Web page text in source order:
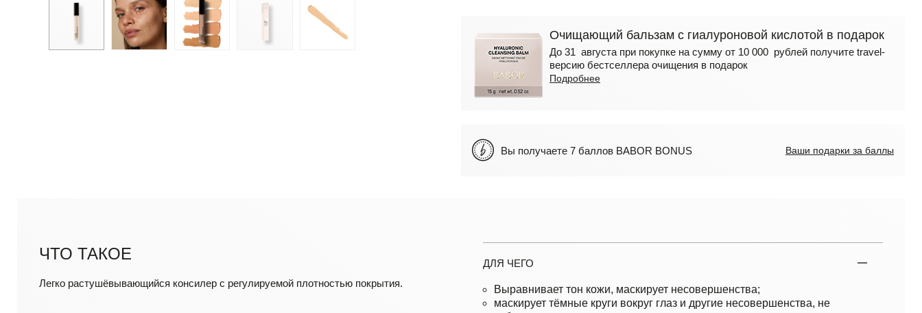
Очищающий бальзам с гиалуроновой кислотой в подарок
До 31 августа при покупке на сумму от 10 000 рублей получите travel-
версию бестселлера очищения в подарок
Подробнее
Вы получаете 7 баллов BABOR BONUS Ваши подарки за баллы
ЧТО ТАКОЕ
Легко растушёвывающийся консилер с регулируемой плотностью покрытия.
ДЛЯ ЧЕГО
Выравнивает тон кожи, маскирует несовершенства;
маскирует тёмные круги вокруг глаз и другие несовершенства, не